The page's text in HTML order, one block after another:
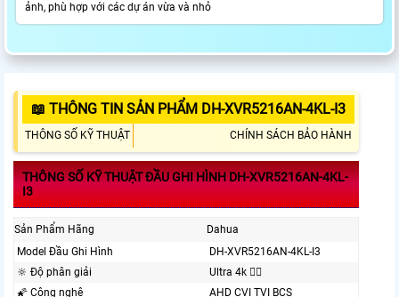
ảnh, phù hợp với các dự án vừa và nhỏ
📖 THÔNG TIN SẢN PHẨM DH-XVR5216AN-4KL-I3
THÔNG SỐ KỸ THUẬT CHÍNH SÁCH BẢO HÀNH
THÔNG SỐ KỸ THUẬT ĐẦU GHI HÌNH DH-XVR5216AN-4KL-
I3
Sản Phẩm Hãng
Dahua
Model Đầu Ghi Hình
DH-XVR5216AN-4KL-I3
🔆 Độ phân giải
Ultra 4k 👍🏾
🌠 Công nghệ
AHD CVI TVI BCS